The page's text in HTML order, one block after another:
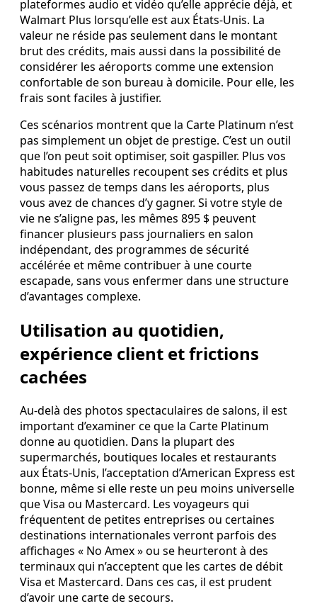
plateformes audio et vidéo qu’elle apprécie déjà, et
Walmart Plus lorsqu’elle est aux États‑Unis. La
valeur ne réside pas seulement dans le montant
brut des crédits, mais aussi dans la possibilité de
considérer les aéroports comme une extension
confortable de son bureau à domicile. Pour elle, les
frais sont faciles à justifier.
Ces scénarios montrent que la Carte Platinum n’est
pas simplement un objet de prestige. C’est un outil
que l’on peut soit optimiser, soit gaspiller. Plus vos
habitudes naturelles recoupent ses crédits et plus
vous passez de temps dans les aéroports, plus
vous avez de chances d’y gagner. Si votre style de
vie ne s’aligne pas, les mêmes 895 $ peuvent
financer plusieurs pass journaliers en salon
indépendant, des programmes de sécurité
accélérée et même contribuer à une courte
escapade, sans vous enfermer dans une structure
d’avantages complexe.
Utilisation au quotidien,
expérience client et frictions
cachées
Au‑delà des photos spectaculaires de salons, il est
important d’examiner ce que la Carte Platinum
donne au quotidien. Dans la plupart des
supermarchés, boutiques locales et restaurants
aux États‑Unis, l’acceptation d’American Express est
bonne, même si elle reste un peu moins universelle
que Visa ou Mastercard. Les voyageurs qui
fréquentent de petites entreprises ou certaines
destinations internationales verront parfois des
affichages « No Amex » ou se heurteront à des
terminaux qui n’acceptent que les cartes de débit
Visa et Mastercard. Dans ces cas, il est prudent
d’avoir une carte de secours.